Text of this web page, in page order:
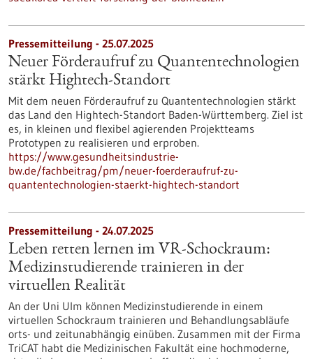
Pressemitteilung - 25.07.2025
Neuer Förderaufruf zu Quantentechnologien
stärkt Hightech-Standort
Mit dem neuen Förderaufruf zu Quantentechnologien stärkt
das Land den Hightech-Standort Baden-Württemberg. Ziel ist
es, in kleinen und flexibel agierenden Projektteams
Prototypen zu realisieren und erproben.
https://www.gesundheitsindustrie-
bw.de/fachbeitrag/pm/neuer-foerderaufruf-zu-
quantentechnologien-staerkt-hightech-standort
Pressemitteilung - 24.07.2025
Leben retten lernen im VR-Schockraum:
Medizinstudierende trainieren in der
virtuellen Realität
An der Uni Ulm können Medizinstudierende in einem
virtuellen Schockraum trainieren und Behandlungsabläufe
orts- und zeitunabhängig einüben. Zusammen mit der Firma
TriCAT habt die Medizinischen Fakultät eine hochmoderne,